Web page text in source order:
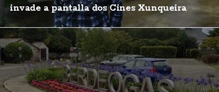
invade a pantalla dos Cines Xunqueira